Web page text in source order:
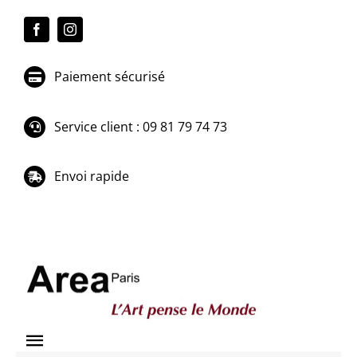
Paiement sécurisé
Service client : 09 81 79 74 73
Envoi rapide